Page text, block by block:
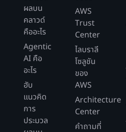
ผลบน
คลาวด์
คืออะไร
Agentic
AI คือ
อะไร
ฮับ
แนวคิด
การ
ประมวล
AWS
Trust
Center
ไลบราลี
โซลูชัน
ของ
AWS
Architecture
Center
คำถามที่